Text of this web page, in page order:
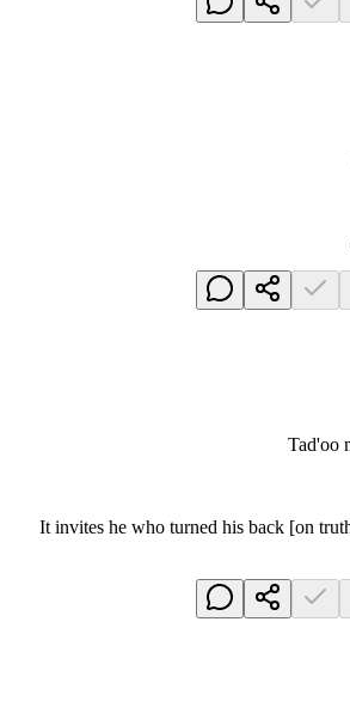
Tad'oo
It invites he who turned his back [on